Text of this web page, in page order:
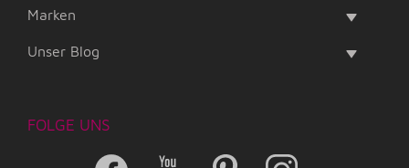
Marken
Unser Blog
FOLGE UNS